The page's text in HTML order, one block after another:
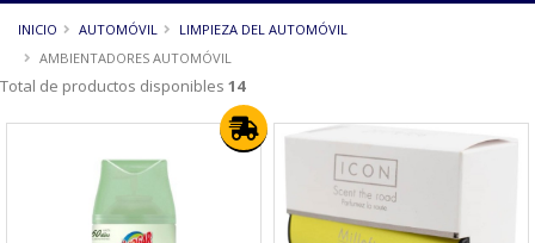
INICIO AUTOMÓVIL
LIMPIEZA DEL AUTOMÓVIL
AMBIENTADORES AUTOMÓVIL
Total de productos disponibles 14